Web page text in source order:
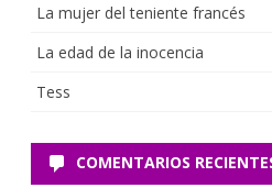
La mujer del teniente francés
La edad de la inocencia
Tess
COMENTARIOS